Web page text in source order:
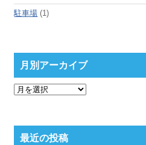
駐車場 (1)
月別アーカイブ
月
ー
カ最近の投稿